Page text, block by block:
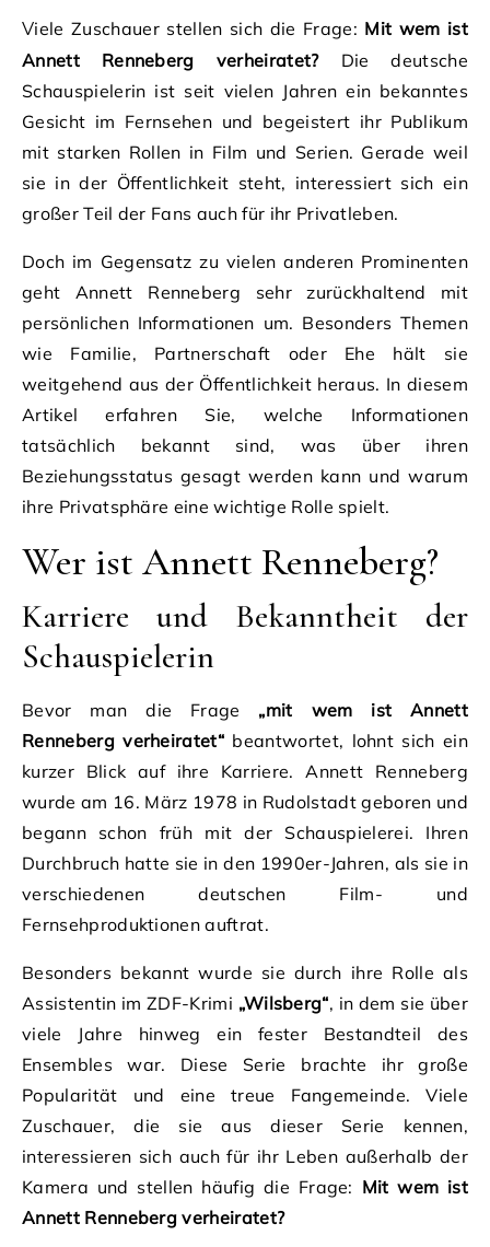
Viele Zuschauer stellen sich die Frage: Mit wem ist
Annett Renneberg verheiratet?Die deutsche
Schauspielerin ist seit vielen Jahren ein bekanntes
Gesicht im Fernsehen und begeistert ihr Publikum
mit starken Rollen in Film und Serien. Gerade weil
sie in der Öffentlichkeit steht, interessiert sich ein
großer Teil der Fans auch für ihr Privatleben.
Doch im Gegensatz zu vielen anderen Prominenten
geht Annett Renneberg sehr zurückhaltend mit
persönlichen Informationen um. Besonders Themen
wie Familie, Partnerschaft oder Ehe hält sie
weitgehend aus der Öffentlichkeit heraus. In diesem
Artikel erfahren Sie, welche Informationen
tatsächlich bekannt sind, was über ihren
Beziehungsstatus gesagt werden kann und warum
ihre Privatsphäre eine wichtige Rolle spielt.
Wer ist Annett Renneberg?
Karriere und Bekanntheit der
Schauspielerin
Bevor man die Frage „mit wem ist Annett
Renneberg verheiratet“ beantwortet, lohnt sich ein
kurzer Blick auf ihre Karriere. Annett Renneberg
wurde am 16. März 1978 in Rudolstadt geboren und
begann schon früh mit der Schauspielerei. Ihren
Durchbruch hatte sie in den 1990er-Jahren, als sie in
verschiedenen deutschen Film- und
Fernsehproduktionen auftrat.
Besonders bekannt wurde sie durch ihre Rolle als
Assistentin im ZDF-Krimi „Wilsberg“, in dem sie über
viele Jahre hinweg ein fester Bestandteil des
Ensembles war. Diese Serie brachte ihr große
Popularität und eine treue Fangemeinde. Viele
Zuschauer, die sie aus dieser Serie kennen,
interessieren sich auch für ihr Leben außerhalb der
Kamera und stellen häufig die Frage: Mit wem ist
Annett Renneberg verheiratet?